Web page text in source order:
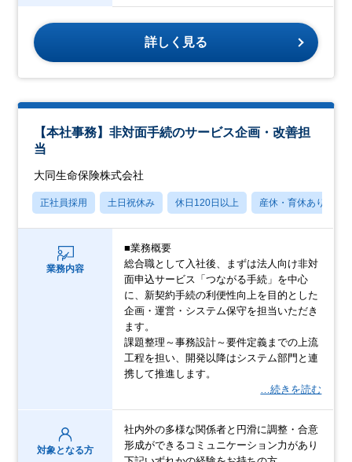
詳しく見る
【本社事務】非対面手続のサービス企画・改善担
当
大同生命保険株式会社
正社員採用 土日祝休み 休日120日以上 産休・育休あり
業務内容
■業務概要
総合職として入社後、まずは法人向け非対
面申込サービス「つながる手続」を中心
に、新契約手続の利便性向上を目的とした
企画・運営・システム保守を担当いただき
ます。
課題整理～事務設計～要件定義までの上流
工程を担い、開発以降はシステム部門と連
携して推進します。
…続きを読む
対象となる方
社内外の多様な関係者と円滑に調整・合意
形成ができるコミュニケーション力があり